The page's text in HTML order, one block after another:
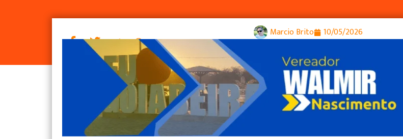
Marcio Brito 10/05/2026